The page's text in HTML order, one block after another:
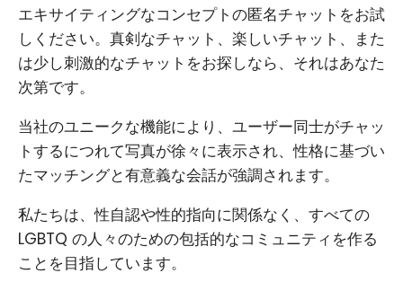
エキサイティングなコンセプトの匿名チャットをお試
しください。真剣なチャット、楽しいチャット、また
は少し刺激的なチャットをお探しなら、それはあなた
次第です。
当社のユニークな機能により、ユーザー同士がチャッ
トするにつれて写真が徐々に表示され、性格に基づい
たマッチングと有意義な会話が強調されます。
私たちは、性自認や性的指向に関係なく、すべての
LGBTQ の人々のための包括的なコミュニティを作る
ことを目指しています。